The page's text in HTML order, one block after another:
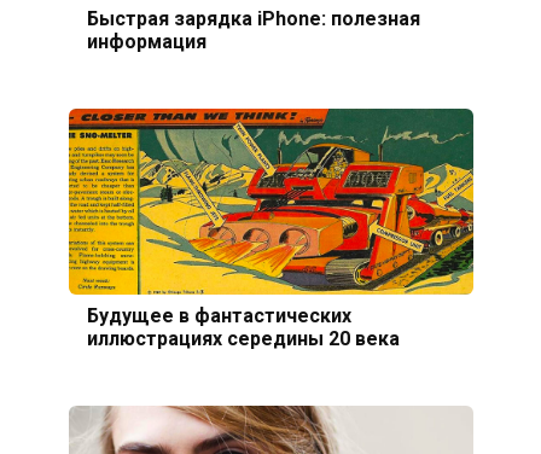
Быстрая зарядка iPhone: полезная
информация
Будущее в фантастических
иллюстрациях середины 20 века